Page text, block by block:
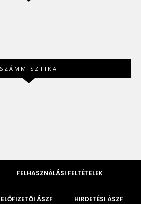
SZÁMMISZTIKA
FELHASZNÁLÁSI FELTÉTELEK
ELŐFIZETŐI ÁSZF HIRDETÉSI ÁSZF